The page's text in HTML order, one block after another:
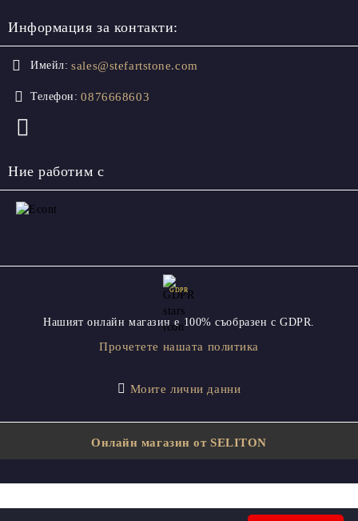
Информация за контакти:
Имейл: sales@stefartstone.com
Телефон: 0876668603
Ние работим с
GDPR
Нашият онлайн магазин е 100% съобразен с GDPR.
Прочетете нашата политика
Моите лични данни
Онлайн магазин от SELITON